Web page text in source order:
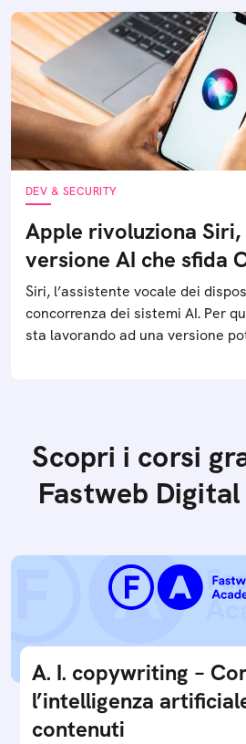
DEV & SECURITY
Apple rivoluziona
versione AI che sfida
Siri, l’assistente vocale dei
concorrenza dei sistemi AI. Per
sta lavorando ad una versione
Scopri i corsi
Fastweb
A. I. copywriting –
l’intelligenza
contenuti